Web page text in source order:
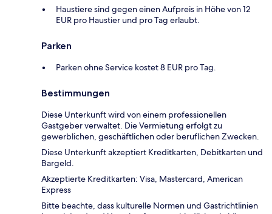
Haustiere sind gegen einen Aufpreis in Höhe von 12
EUR pro Haustier und pro Tag erlaubt.
Parken
Parken ohne Service kostet 8 EUR pro Tag.
Bestimmungen
Diese Unterkunft wird von einem professionellen
Gastgeber verwaltet. Die Vermietung erfolgt zu
gewerblichen, geschäftlichen oder beruflichen Zwecken.
Diese Unterkunft akzeptiert Kreditkarten, Debitkarten und
Bargeld.
Akzeptierte Kreditkarten: Visa, Mastercard, American
Express
Bitte beachte, dass kulturelle Normen und Gastrichtlinien